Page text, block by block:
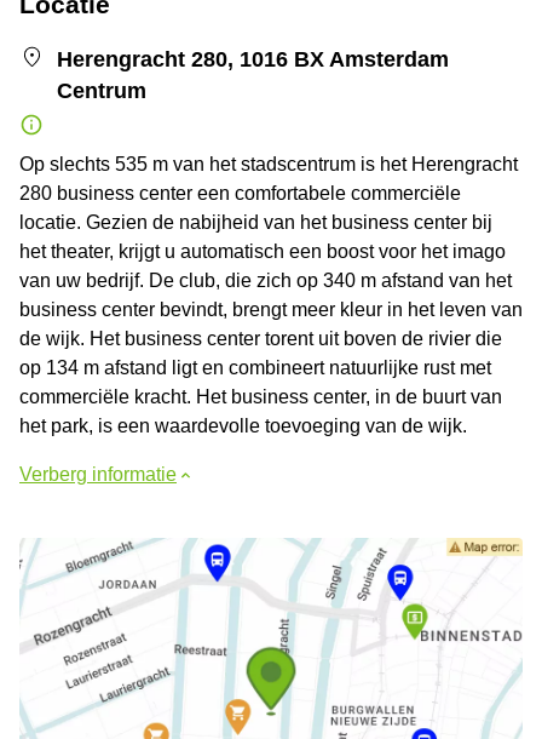
Herengracht 280, 1016 BX Amsterdam
Centrum
Op slechts 535 m van het stadscentrum is het Herengracht
280 business center een comfortabele commerciële
locatie. Gezien de nabijheid van het business center bij
het theater, krijgt u automatisch een boost voor het imago
van uw bedrijf. De club, die zich op 340 m afstand van het
business center bevindt, brengt meer kleur in het leven van
de wijk. Het business center torent uit boven de rivier die
op 134 m afstand ligt en combineert natuurlijke rust met
commerciële kracht. Het business center, in de buurt van
het park, is een waardevolle toevoeging van de wijk.
Verberg informatie